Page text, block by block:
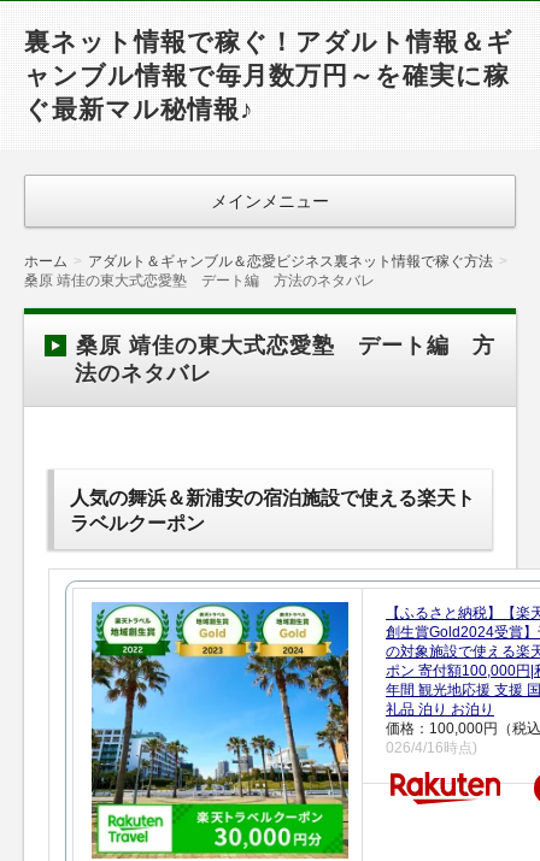
裏ネット情報で稼ぐ！アダルト情報＆ギ
ャンブル情報で毎月数万円～を確実に稼
ぐ最新マル秘情報♪
メインメニュー
ホーム
アダルト＆ギャンブル＆恋愛ビジネス裏ネット情報で稼ぐ方法
桑原 靖佳の東大式恋愛塾 デート編 方法のネタバレ
桑原 靖佳の東大式恋愛塾 デート編 方
法のネタバレ
人気の舞浜＆新浦安の宿泊施設で使える楽天ト
ラベルクーポン
【ふるさと納税】【楽
創生賞Gold2024受賞
の対象施設で使える楽
ポン 寄付額100,000円|
年間 観光地応援 支援
礼品 泊り お泊り
価格：100,000円（税
026/4/16時点)